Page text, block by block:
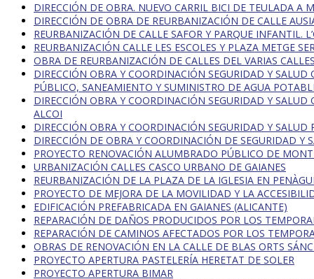
DIRECCIÓN DE OBRA. NUEVO CARRIL BICI DE TEULADA A
DIRECCIÓN DE OBRA DE REURBANIZACIÓN DE CALLE
REURBANIZACIÓN DE CALLE SAFOR Y PARQUE INFANTIL.
REURBANIZACIÓN CALLE LES ESCOLES Y PLAZA METGE
OBRA DE REURBANIZACIÓN DE CALLES DEL VARIAS
DIRECCIÓN OBRA Y COORDINACIÓN SEGURIDAD Y
PÚBLICO, SANEAMIENTO Y SUMINISTRO DE AGUA
DIRECCIÓN OBRA Y COORDINACIÓN SEGURIDAD Y
ALCOI
DIRECCIÓN OBRA Y COORDINACIÓN SEGURIDAD Y
DIRECCIÓN DE OBRA Y COORDINACIÓN DE SEGURIDAD
PROYECTO RENOVACIÓN ALUMBRADO PÚBLICO DE
URBANIZACIÓN CALLES CASCO URBANO DE GAIANES
REURBANIZACIÓN DE LA PLAZA DE LA IGLESIA EN
PROYECTO DE MEJORA DE LA MOVILIDAD Y LA
EDIFICACIÓN PREFABRICADA EN GAIANES (ALICANTE)
REPARACIÓN DE DAÑOS PRODUCIDOS POR LOS
REPARACIÓN DE CAMINOS AFECTADOS POR LOS
OBRAS DE RENOVACIÓN EN LA CALLE DE BLAS ORTS
PROYECTO APERTURA PASTELERÍA HERETAT DE SOLER
PROYECTO APERTURA BIMAR